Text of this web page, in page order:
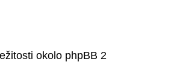
okolo phpBB 2